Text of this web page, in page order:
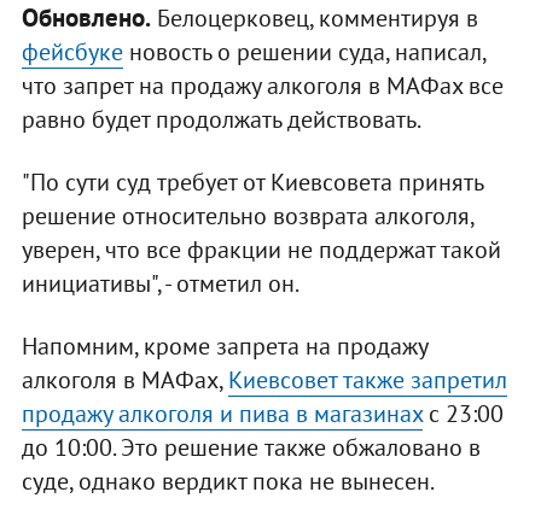
Обновлено.Белоцерковец, комментируя в
фейсбукеновость о решении суда, написал,
что запрет на продажу алкоголя в МАФах все
равно будет продолжать действовать.
"По сути суд требует от Киевсовета принять
решение относительно возврата алкоголя,
уверен, что все фракции не поддержат такой
инициативы", - отметил он.
Напомним, кроме запрета на продажу
алкоголя в МАФах,Киевсовет также запретил
продажу алкоголя и пива в магазинахс 23:00
до 10:00. Это решение также обжаловано в
суде, однако вердикт пока не вынесен.